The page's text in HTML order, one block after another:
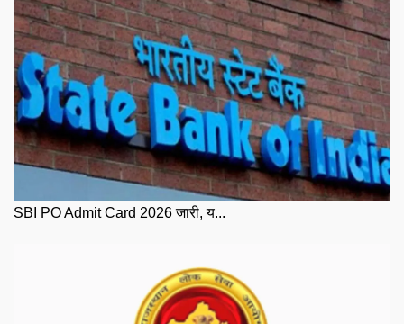
SBI PO Admit Card 2026 जारी, य...